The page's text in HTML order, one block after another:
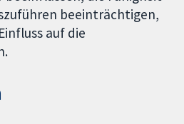
beeinträchtigen,
auf die